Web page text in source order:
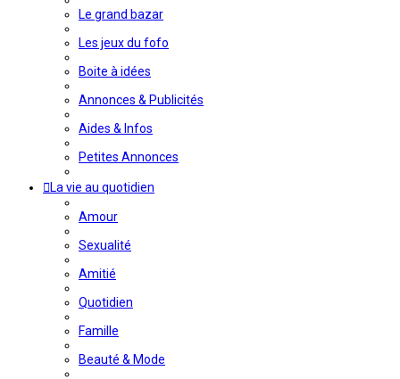
Le grand bazar
Les jeux du fofo
Boite à idées
Annonces & Publicités
Aides & Infos
Petites Annonces
La vie au quotidien
Amour
Sexualité
Amitié
Quotidien
Famille
Beauté & Mode